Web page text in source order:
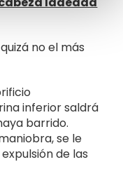
no el más
inferior saldrá
barrido.
se le
de las